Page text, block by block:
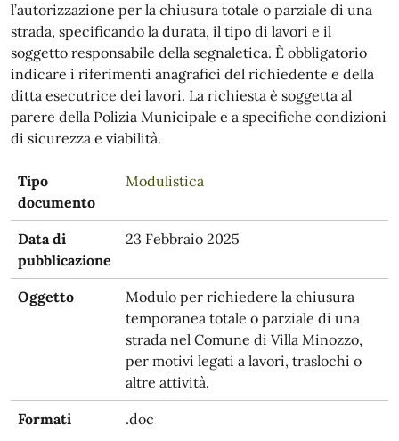
l’autorizzazione per la chiusura totale o parziale di una
strada, specificando la durata, il tipo di lavori e il
soggetto responsabile della segnaletica. È obbligatorio
indicare i riferimenti anagrafici del richiedente e della
ditta esecutrice dei lavori. La richiesta è soggetta al
parere della Polizia Municipale e a specifiche condizioni
di sicurezza e viabilità.
Tipo
documento
Modulistica
Data di
pubblicazione
23 Febbraio 2025
Oggetto
Modulo per richiedere la chiusura
temporanea totale o parziale di una
strada nel Comune di Villa Minozzo,
per motivi legati a lavori, traslochi o
altre attività.
Formati .doc